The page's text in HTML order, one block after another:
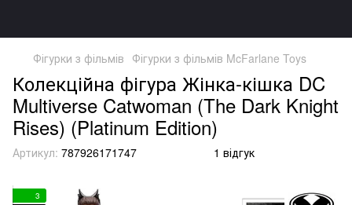
Фігурки з фільмів Фігурки з фільмів McFarlane Toys
Колекційна фігура Жінка-кішка DC
Multiverse Catwoman (The Dark Knight
Rises) (Platinum Edition)
Артикул: 787926171747 1 відгук
3